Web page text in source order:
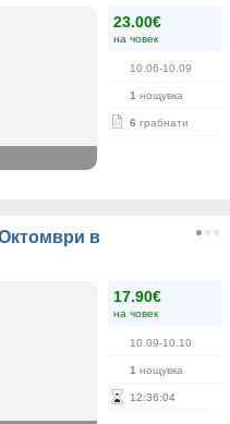
23.00€
на човек
10.06-10.09
1 нощувка
6 грабнати
в
17.90€
на човек
10.09-10.10
1 нощувка
12:36:04